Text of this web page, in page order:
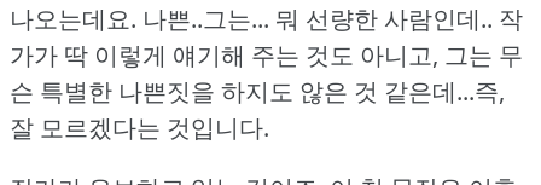
나오는데요. 나쁜..그는... 뭐 선량한 사람인데.. 작
가가 딱 이렇게 얘기해 주는 것도 아니고, 그는 무
슨 특별한 나쁜짓을 하지도 않은 것 같은데...즉,
잘 모르겠다는 것입니다.